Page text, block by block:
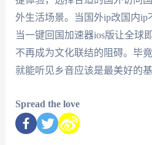
外生活场景。当国外ip改国内ip
当一键回国加速器ios版让全球
不再成为文化联结的阻碍。毕
就能听见乡音应该是最美好的基
Spread the love